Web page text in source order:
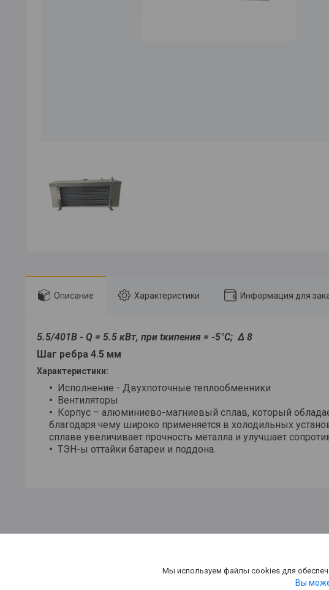
Описание Характеристики Информация для
5.5/401B - Q = 5.5 кВт, при tкипения = -5°С; Δ 8
Шаг ребра 4.5 мм
Характеристики:
Исполнение - Двухпоточные теплообменники
Вентиляторы
Корпус – алюминиево-магниевый сплав, который
благодаря чему широко применяется в холодильных
сплаве увеличивает прочность металла и улучшает
ТЭН-ы оттайки батареи и поддона.
Мы используем файлы cookies для
Вы